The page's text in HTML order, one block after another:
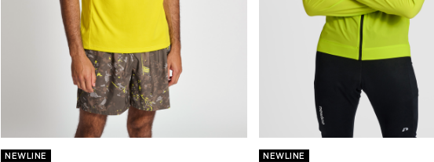
NEWLINE NEWLINE